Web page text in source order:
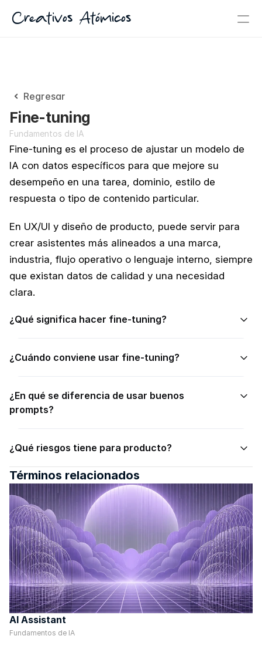
Creativos Atómicos
Regresar
Fine-tuning
Fundamentos de IA
Fine-tuning es el proceso de ajustar un modelo de
IA con datos específicos para que mejore su
desempeño en una tarea, dominio, estilo de
respuesta o tipo de contenido particular.
En UX/UI y diseño de producto, puede servir para
crear asistentes más alineados a una marca,
industria, flujo operativo o lenguaje interno, siempre
que existan datos de calidad y una necesidad
clara.
¿Qué significa hacer fine-tuning?
¿Cuándo conviene usar fine-tuning?
¿En qué se diferencia de usar buenos
prompts?
¿Qué riesgos tiene para producto?
Términos relacionados
AI Assistant
Fundamentos de IA